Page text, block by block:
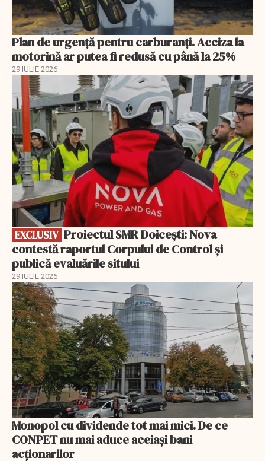
Plan de urgență pentru carburanți. Acciza la
motorină ar putea fi redusă cu până la 25%
29 IULIE 2026
EXCLUSIV
EXCLUSIV
contestă raportul Corpului de Control și
publică evaluările sitului
29 IULIE 2026
Monopol cu dividende tot mai mici. De ce
CONPET nu mai aduce aceiași bani
acționarilor